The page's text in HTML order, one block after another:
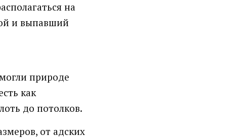
на
и выпавший
природе
как
до потолков.
от адских